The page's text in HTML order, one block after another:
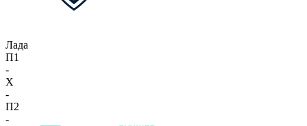
Лада
П1
-
X
-
П2
-